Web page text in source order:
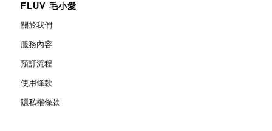
FLUV 毛小愛
關於我們
服務內容
預訂流程
使用條款
隱私權條款